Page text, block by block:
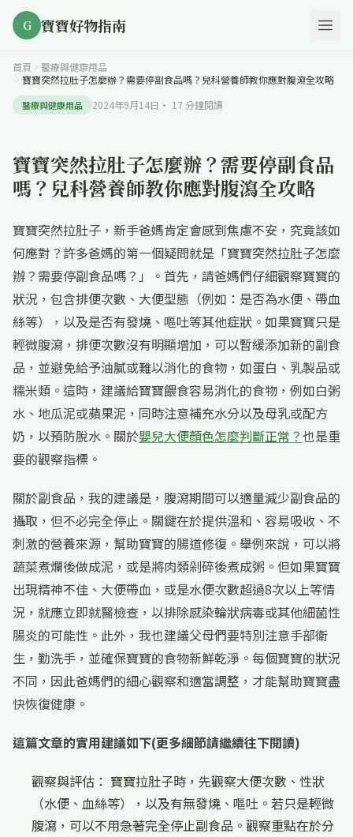
G 寶寶好物指南
首頁
醫療與健康用品
寶寶突然拉肚子怎麼辦？需要停副食品嗎？兒科營養師教你應對腹瀉全攻略
醫療與健康用品 2024年9月14日 · 17 分鐘閱讀
寶寶突然拉肚子怎麼辦？需要停副食品
嗎？兒科營養師教你應對腹瀉全攻略
寶寶突然拉肚子，新手爸媽肯定會感到焦慮不安，究竟該如
何應對？許多爸媽的第一個疑問就是「寶寶突然拉肚子怎麼
辦？需要停副食品嗎？」。首先，請爸媽們仔細觀察寶寶的
狀況，包含排便次數、大便型態（例如：是否為水便、帶血
絲等），以及是否有發燒、嘔吐等其他症狀。如果寶寶只是
輕微腹瀉，排便次數沒有明顯增加，可以暫緩添加新的副食
品，並避免給予油膩或難以消化的食物，如蛋白、乳製品或
糯米類。這時，建議給寶寶餵食容易消化的食物，例如白粥
水、地瓜泥或蘋果泥，同時注意補充水分以及母乳或配方
奶，以預防脫水。關於嬰兒大便顏色怎麼判斷正常？也是重
要的觀察指標。
關於副食品，我的建議是，腹瀉期間可以適量減少副食品的
攝取，但不必完全停止。關鍵在於提供溫和、容易吸收、不
刺激的營養來源，幫助寶寶的腸道修復。舉例來說，可以將
蔬菜煮爛後做成泥，或是將肉類剁碎後煮成粥。但如果寶寶
出現精神不佳、大便帶血，或是水便次數超過8次以上等情
況，就應立即就醫檢查，以排除感染輪狀病毒或其他細菌性
腸炎的可能性。此外，我也建議父母們要特別注意手部衛
生，勤洗手，並確保寶寶的食物新鮮乾淨。每個寶寶的狀況
不同，因此爸媽們的細心觀察和適當調整，才能幫助寶寶盡
快恢復健康。
這篇文章的實用建議如下(更多細節請繼續往下閱讀)
觀察與評估： 寶寶拉肚子時，先觀察大便次數、性狀
（水便、血絲等），以及有無發燒、嘔吐。若只是輕微
腹瀉，可以不用急著完全停止副食品。觀察重點在於分